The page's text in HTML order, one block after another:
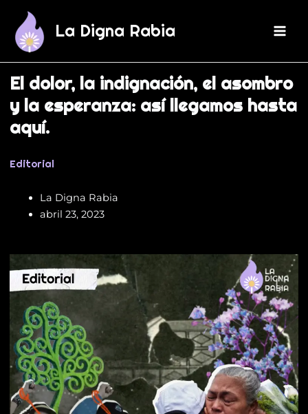
contenido
La Digna Rabia
El dolor, la indignación, el asombro
y la esperanza: así llegamos hasta
aquí.
Editorial
La Digna Rabia
abril 23, 2023